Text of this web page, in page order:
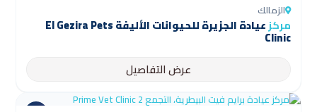
الزمالك
مركز عيادة الجزيرة للحيوانات الأليفة El Gezira Pets
Clinic
عرض التفاصيل